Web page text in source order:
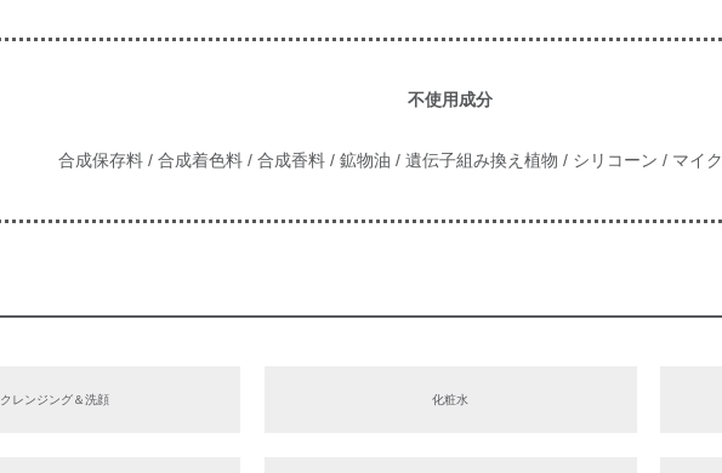
不使用成分
合成保存料 / 合成着色料 / 合成香料 / 鉱物油 / 遺伝子組み換え植物 / シリコーン / マイ
クレンジング＆洗顔 化粧水